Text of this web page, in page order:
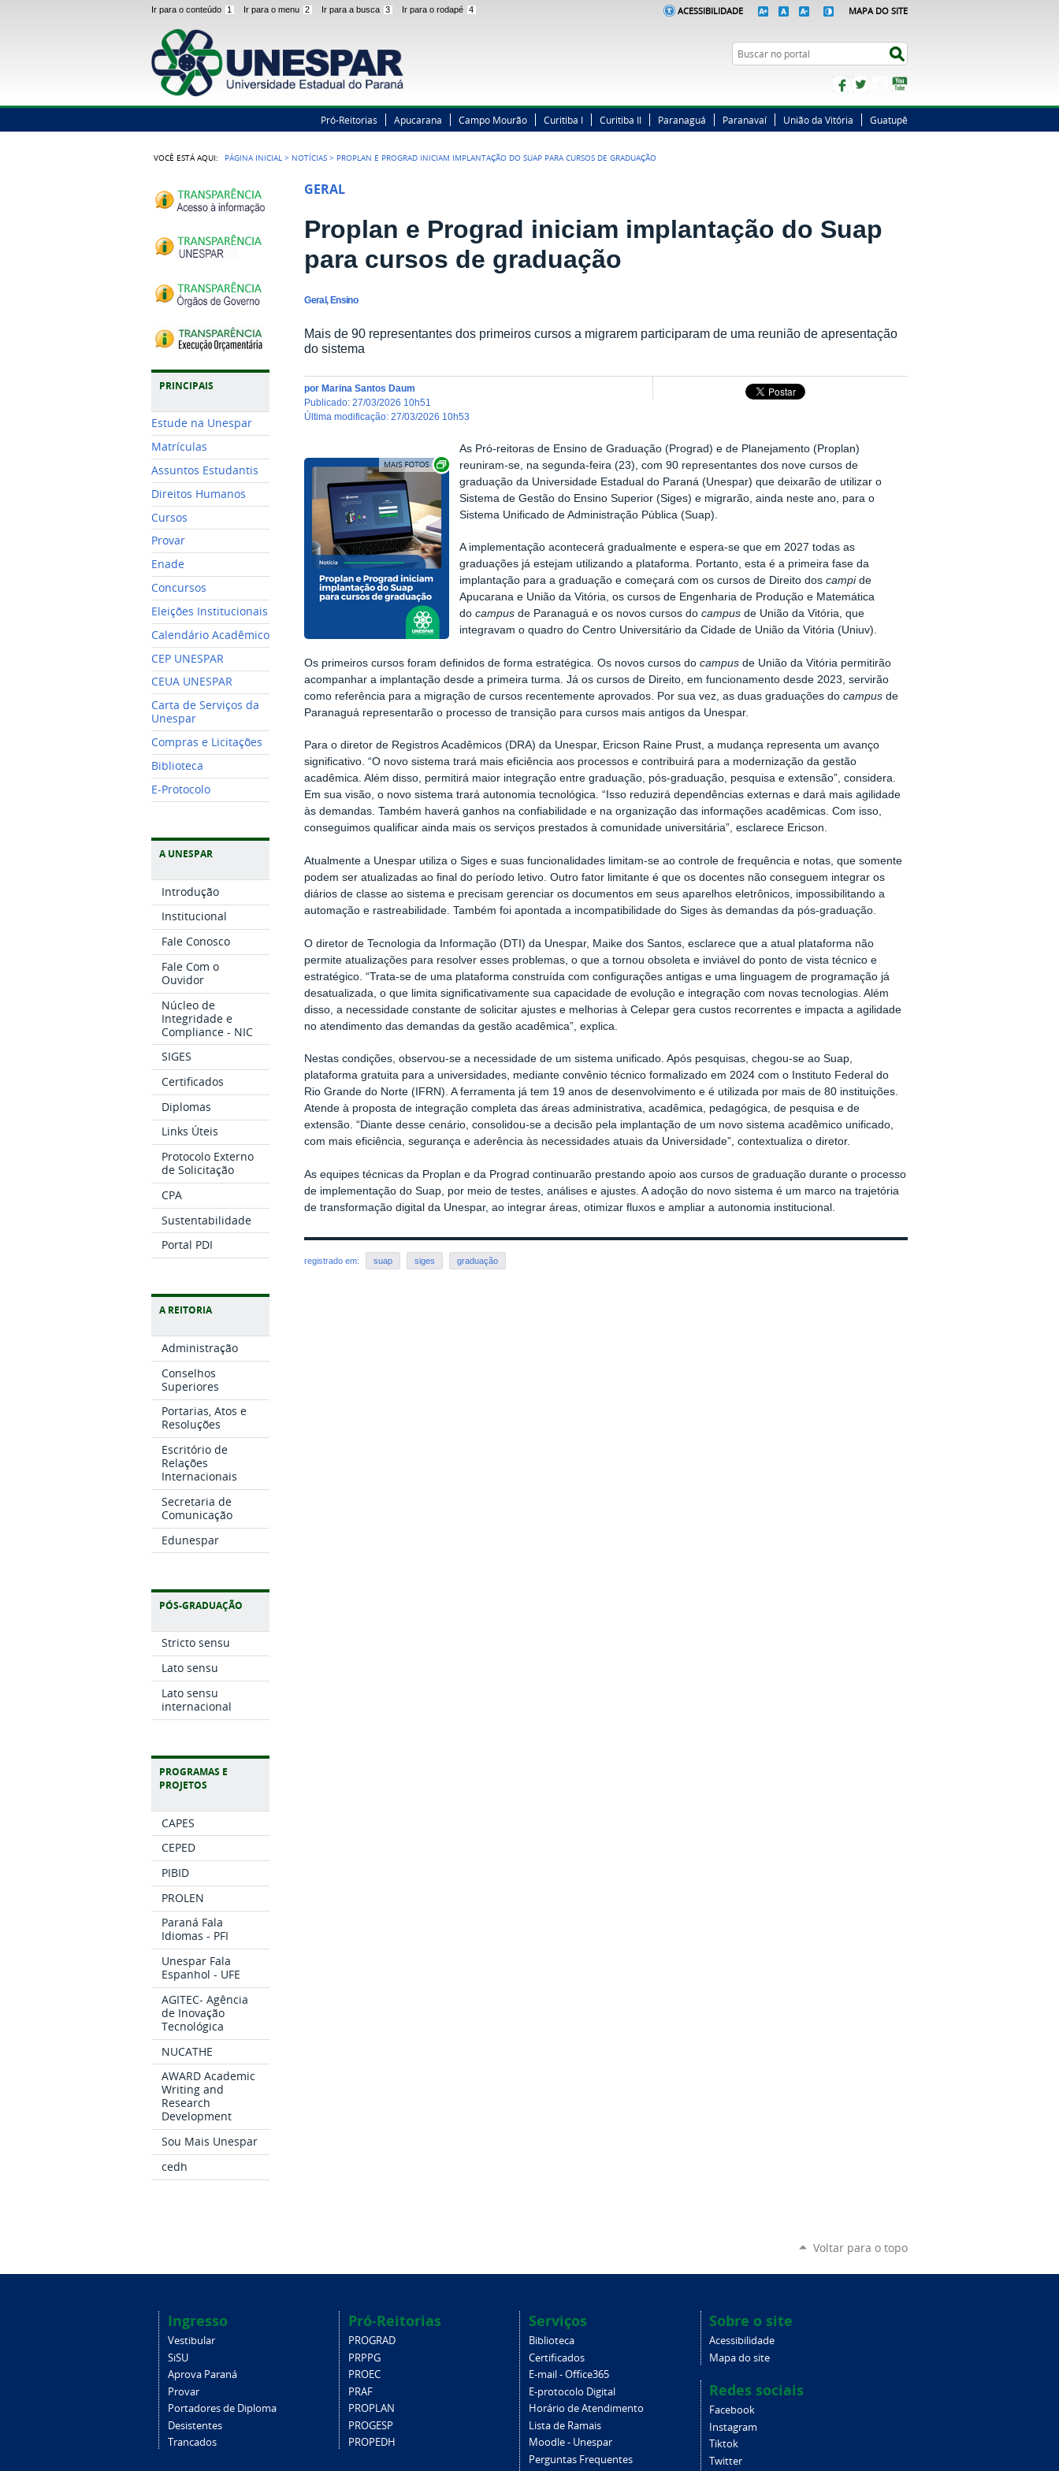
Ir para o conteúdo 1 Ir para o menu 2 Ir para a busca 3 Ir para o rodapé 4 ACESSIBILIDADE MAPA DO SITE
Busca
FacebookTwitterInstagram
Pró-Reitorias Apucarana Campo Mourão Curitiba I Curitiba II Paranaguá Paranavaí União da Vitória Guatupê
VOCÊ ESTÁ AQUI: PÁGINA INICIAL > NOTÍCIAS > PROPLAN E PROGRAD INICIAM IMPLANTAÇÃO DO SUAP PARA CURSOS DE GRADUAÇÃO
PRINCIPAIS
Estude na Unespar
Matrículas
Assuntos Estudantis
Direitos Humanos
Cursos
Provar
Enade
Concursos
Eleições Institucionais
Calendário Acadêmico
CEP UNESPAR
CEUA UNESPAR
Carta de Serviços da
Unespar
Compras e Licitações
Biblioteca
E-Protocolo
A UNESPAR
Introdução
Institucional
Fale Conosco
Fale Com o
Ouvidor
Núcleo de
Integridade e
Compliance - NIC
SIGES
Certificados
Diplomas
Links Úteis
Protocolo Externo
de Solicitação
CPA
Sustentabilidade
Portal PDI
A REITORIA
Administração
Conselhos
Superiores
Portarias, Atos e
Resoluções
Escritório de
Relações
Internacionais
Secretaria de
Comunicação
Edunespar
PÓS-GRADUAÇÃO
Stricto sensu
Lato sensu
Lato sensu
internacional
PROGRAMAS E
PROJETOS
CAPES
CEPED
PIBID
PROLEN
Paraná Fala
Idiomas - PFI
Unespar Fala
Espanhol - UFE
AGITEC- Agência
de Inovação
Tecnológica
NUCATHE
AWARD Academic
Writing and
Research
Development
Sou Mais Unespar
cedh
GERAL
Proplan e Prograd iniciam implantação do Suap
para cursos de graduação
Geral, Ensino
Mais de 90 representantes dos primeiros cursos a migrarem participaram de uma reunião de apresentação
do sistema
por Marina Santos Daum
publicado:27/03/2026 10h51
última modificação:27/03/2026 10h53
Exibir carrossel de imagens
As Pró-reitoras de Ensino de Graduação (Prograd) e de Planejamento (Proplan)
reuniram-se, na segunda-feira (23), com 90 representantes dos nove cursos de
graduação da Universidade Estadual do Paraná (Unespar) que deixarão de utilizar o
Sistema de Gestão do Ensino Superior (Siges) e migrarão, ainda neste ano, para o
Sistema Unificado de Administração Pública (Suap).
A implementação acontecerá gradualmente e espera-se que em 2027 todas as
graduações já estejam utilizando a plataforma. Portanto, esta é a primeira fase da
implantação para a graduação e começará com os cursos de Direito dos campide
Apucarana e União da Vitória, os cursos de Engenharia de Produção e Matemática
do campusde Paranaguá e os novos cursos do campus de União da Vitória, que
integravam o quadro do Centro Universitário da Cidade de União da Vitória (Uniuv).
Os primeiros cursos foram definidos de forma estratégica. Os novos cursos docampus de União da Vitória permitirão
acompanhar a implantação desde a primeira turma. Já os cursos de Direito, em funcionamento desde 2023, servirão
como referência para a migração de cursos recentemente aprovados. Por sua vez, as duas graduações docampus de
Paranaguá representarão o processo de transição para cursos mais antigos da Unespar.
Para o diretor de Registros Acadêmicos (DRA) da Unespar, Ericson Raine Prust, a mudança representa um avanço
significativo. “O novo sistema trará mais eficiência aos processos e contribuirá para a modernização da gestão
acadêmica. Além disso, permitirá maior integração entre graduação, pós-graduação, pesquisa e extensão”, considera.
Em sua visão, o novo sistema trará autonomia tecnológica. “Isso reduzirá dependências externas e dará mais agilidade
às demandas. Também haverá ganhos na confiabilidade e na organização das informações acadêmicas. Com isso,
conseguimos qualificar ainda mais os serviços prestados à comunidade universitária”, esclarece Ericson.
Atualmente a Unespar utiliza o Siges e suas funcionalidades limitam-se ao controle de frequência e notas, que somente
podem ser atualizadas ao final do período letivo. Outro fator limitante é que os docentes não conseguem integrar os
diários de classe ao sistema e precisam gerenciar os documentos em seus aparelhos eletrônicos, impossibilitando a
automação e rastreabilidade. Também foi apontada a incompatibilidade do Siges às demandas da pós-graduação.
O diretor de Tecnologia da Informação (DTI) da Unespar, Maike dos Santos, esclarece que a atual plataforma não
permite atualizações para resolver esses problemas, o que a tornou obsoleta e inviável do ponto de vista técnico e
estratégico. “Trata-se de uma plataforma construída com configurações antigas e uma linguagem de programação já
desatualizada, o que limita significativamente sua capacidade de evolução e integração com novas tecnologias. Além
disso, a necessidade constante de solicitar ajustes e melhorias à Celepar gera custos recorrentes e impacta a agilidade
no atendimento das demandas da gestão acadêmica”, explica.
Nestas condições, observou-se a necessidade de um sistema unificado. Após pesquisas, chegou-se ao Suap,
plataforma gratuita para a universidades, mediante convênio técnico formalizado em 2024 com o Instituto Federal do
Rio Grande do Norte (IFRN). A ferramenta já tem 19 anos de desenvolvimento e é utilizada por mais de 80 instituições.
Atende à proposta de integração completa das áreas administrativa, acadêmica, pedagógica, de pesquisa e de
extensão. “Diante desse cenário, consolidou-se a decisão pela implantação de um novo sistema acadêmico unificado,
com mais eficiência, segurança e aderência às necessidades atuais da Universidade”, contextualiza o diretor.
As equipes técnicas da Proplan e da Prograd continuarão prestando apoio aos cursos de graduação durante o processo
de implementação do Suap, por meio de testes, análises e ajustes. A adoção do novo sistema é um marco na trajetória
de transformação digital da Unespar, ao integrar áreas, otimizar fluxos e ampliar a autonomia institucional.
registrado em: suap siges graduação
Voltar para o topo
Ingresso
Vestibular
SiSU
Aprova Paraná
Provar
Portadores de Diploma
Desistentes
Trancados
Pró-Reitorias
PROGRAD
PRPPG
PROEC
PRAF
PROPLAN
PROGESP
PROPEDH
Serviços
Biblioteca
Certificados
E-mail - Office365
E-protocolo Digital
Horário de Atendimento
Lista de Ramais
Moodle - Unespar
Perguntas Frequentes
Sobre o site
Acessibilidade
Mapa do site
Redes sociais
Facebook
Instagram
Tiktok
Twitter